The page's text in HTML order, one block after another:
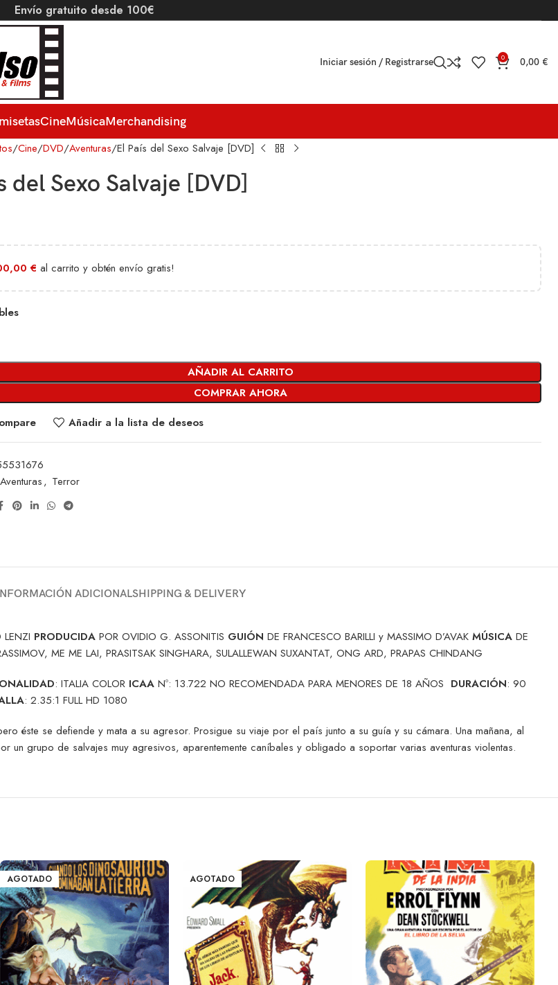
Envío gratuito desde 100€
Iniciar sesión / Registrarse 0 0,00 €
CineMúsicaMerchandising
Cine DVD Aventuras El País del Sexo Salvaje [DVD]
del Sexo Salvaje [DVD]
€ al carrito y obtén envío gratis!
AÑADIR AL CARRITO
COMPRAR AHORA
Añadir a la lista de deseos
Aventuras, Terror
ADICIONALSHIPPING & DELIVERY
LENZI PRODUCIDA POR OVIDIO G. ASSONITIS GUIÓN DE FRANCESCO BARILLI y MASSIMO D’AVAK MÚSICA DE
ME ME LAI, PRASITSAK SINGHARA, SULALLEWAN SUXANTAT, ONG ARD, PRAPAS CHINDANG
: ITALIA COLOR ICAA Nº: 13.722 NO RECOMENDADA PARA MENORES DE 18 AÑOS DURACIÓN: 90
: 2.35:1 FULL HD 1080
éste se defiende y mata a su agresor. Prosigue su viaje por el país junto a su guía y su cámara. Una mañana, al
grupo de salvajes muy agresivos, aparentemente caníbales y obligado a soportar varias aventuras violentas.
AGOTADO AGOTADO